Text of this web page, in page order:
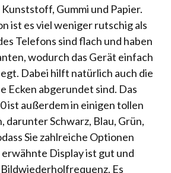
Gummi und Papier.
ist es viel weniger rutschig als
Telefons sind flach und haben
wodurch das Gerät einfach
Dabei hilft natürlich auch die
Ecken abgerundet sind. Das
ist außerdem in einigen tollen
darunter Schwarz, Blau, Grün,
Sie zahlreiche Optionen
erwähnte Display ist gut und
Es